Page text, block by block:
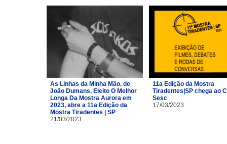
As Linhas da Minha Mão, de
João Dumans, Eleito O Melhor
Longa Da Mostra Aurora em
2023, abre a 11a Edição da
Mostra Tiradentes | SP
21/03/2023
11a Edição da Mostra
Tiradentes|SP chega ao
Sesc
17/03/2023